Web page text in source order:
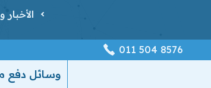
الأخبار
‎011 504 8576
وسائل دفع